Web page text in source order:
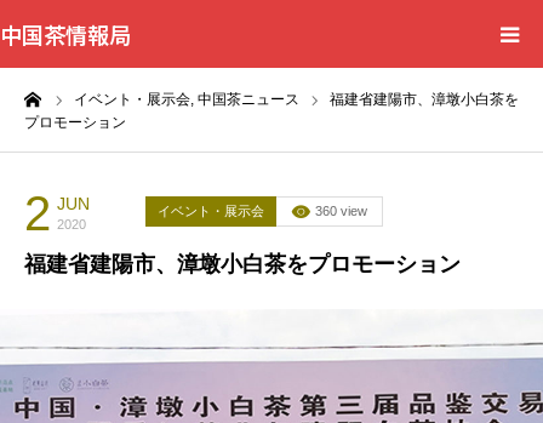
中国茶情報局
イベント・展示会, 中国茶ニュース
福建省建陽市、漳墩小白茶を
プロモーション
2 JUN
2020
イベント・展示会 360 view
福建省建陽市、漳墩小白茶をプロモーション
Home
WordBank